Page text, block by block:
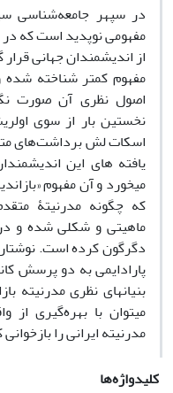
در سپهر جامعه‌شناسی
مفهومی نوپدید است که
از اندیشمندان جهانی
مفهوم کمتر شناخته
اصول نظری آن صورت
نخستین بار از سوی
اسکات لش برداشت‌های
یافته های این
میخورد و آن مفهوم
که چگونه مدرنیتۀ
ماهیتی و شکلی شده و در
دگرگون کرده است.
پارادایمی به دو پرسش
بنیانهای نظری مدرنیته
میتوان با بهره‌گیری از
مدرنیته ایرانی را
کلیدواژه‌ها